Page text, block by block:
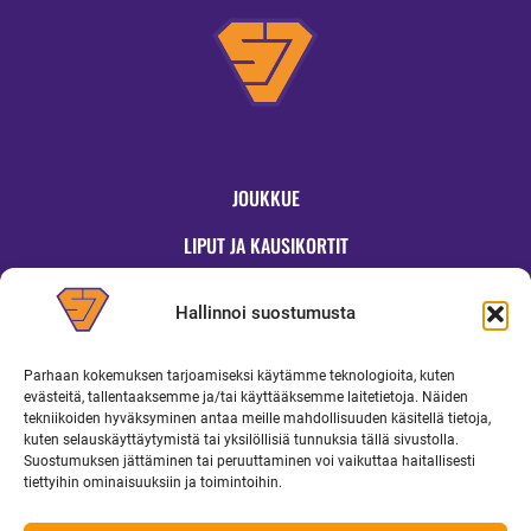
Hallinnoi suostumusta
Parhaan kokemuksen tarjoamiseksi käytämme teknologioita, kuten
evästeitä, tallentaaksemme ja/tai käyttääksemme laitetietoja. Näiden
tekniikoiden hyväksyminen antaa meille mahdollisuuden käsitellä tietoja,
kuten selauskäyttäytymistä tai yksilöllisiä tunnuksia tällä sivustolla.
Suostumuksen jättäminen tai peruuttaminen voi vaikuttaa haitallisesti
tiettyihin ominaisuuksiin ja toimintoihin.
JOUKKUE
LIPUT JA KAUSIKORTIT
OTTELUINFO
UUTISET
YRITYKSILLE